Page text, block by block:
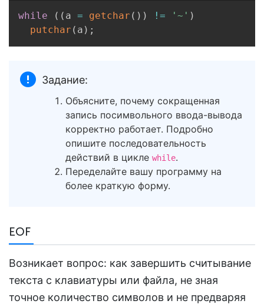
while ( ( a = getchar ( ) ) != '~' )
putchar ( a ) ;
Задание:
Объясните, почему сокращенная
запись посимвольного ввода-вывода
корректно работает. Подробно
опишите последовательность
действий в цикле while.
Переделайте вашу программу на
более краткую форму.
EOF
Возникает вопрос: как завершить считывание
текста с клавиатуры или файла, не зная
точное количество символов и не предваряя